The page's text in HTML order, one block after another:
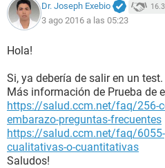
Dr. Joseph Exebio
3 ago 2016 a las 05:23
Hola!
Si, ya debería de salir en un test.
Más información de Prueba de
https://salud.ccm.net/faq/256-
embarazo-preguntas-frecuentes
https://salud.ccm.net/faq/6055-
cualitativas-o-cuantitativas
Saludos!